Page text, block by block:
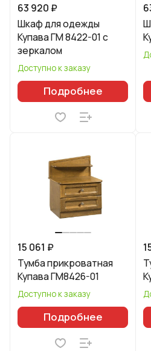
63 920 ₽
Шкаф для одежды
Купава ГМ 8422-01 с
зеркалом
Доступно к заказу
Подробнее
15 061 ₽
Тумба прикроватная
Купава ГМ8426-01
Доступно к заказу
Подробнее